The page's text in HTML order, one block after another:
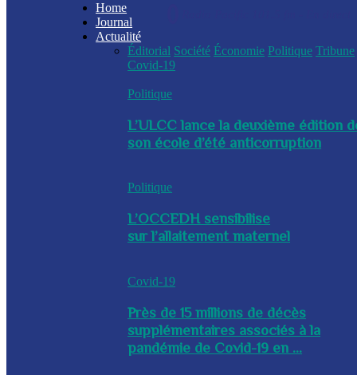
Home
Journal
Actualité
Éditorial Société Économie Politique Tribune
Covid-19
Politique
L’ULCC lance la deuxième édition
son école d’été anticorruption
Politique
L’OCCEDH sensibilise
sur l’allaitement maternel
Covid-19
Près de 15 millions de décès
supplémentaires associés à la
pandémie de Covid-19 en ...